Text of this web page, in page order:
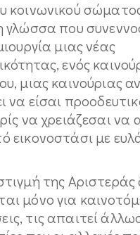
κοινωνικού
γλώσσα που
μιας νέας
ενός
μιας καινούριας
να είσαι
να χρειάζεσαι να
εικονοστάσι με
της Αριστεράς
μόνο για
τις απαιτεί